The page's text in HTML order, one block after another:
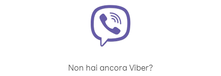
Non hai ancora Viber?